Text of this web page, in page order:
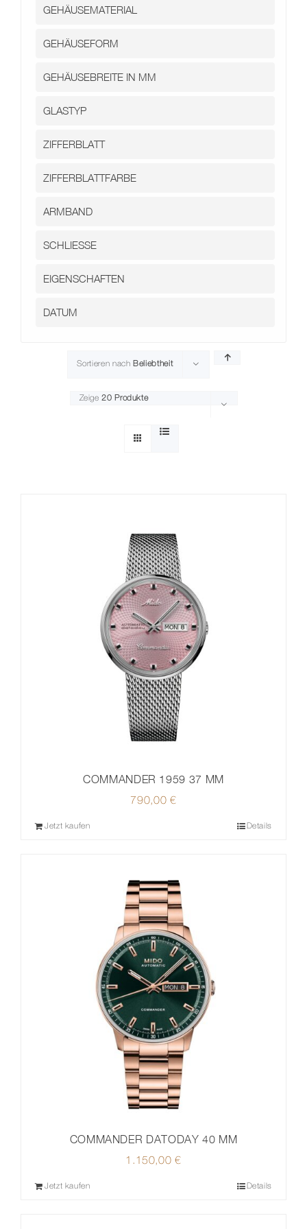
Sortieren nach Beliebtheit
Zeige20 Produkte
COMMANDER 1959 37 MM
790,00 €
Jetzt kaufen Details
COMMANDER DATODAY 40 MM
1.150,00€
Jetzt kaufen Details